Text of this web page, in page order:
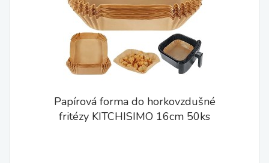
Papírová forma do horkovzdušné
fritézy KITCHISIMO 16cm 50ks